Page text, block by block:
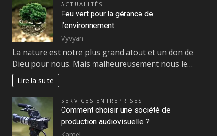
ACTUALITÉS
Feu vert pour la gérance de
l’environnement
Vyvyan
La nature est notre plus grand atout et un don de
Dieu pour nous. Mais malheureusement nous le…
Lire la suite
SERVICES ENTREPRISES
Comment choisir une société de
production audiovisuelle ?